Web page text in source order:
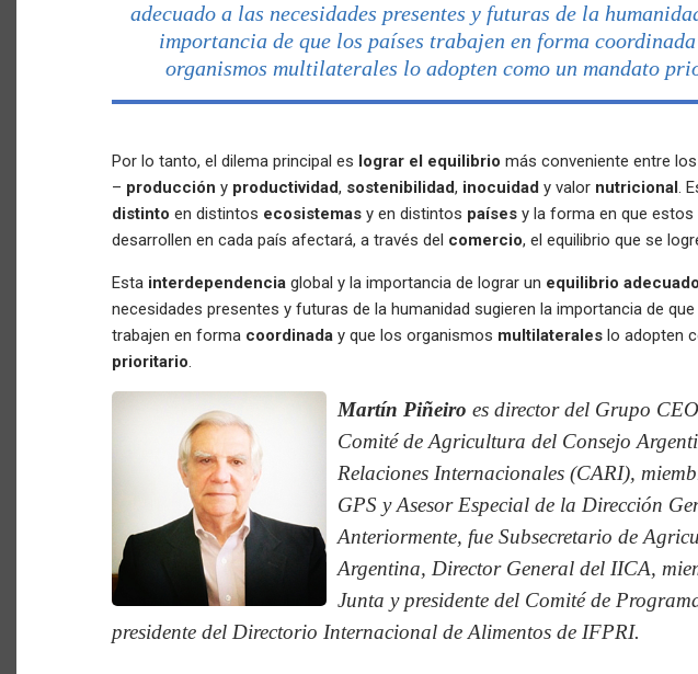
adecuado a las necesidades presentes y futuras de la
importancia de que los países trabajen en forma
organismos multilaterales lo adopten como un mandato
Por lo tanto, el dilema principal es lograr el equilibrio más conveniente entre
– producción y productividad, sostenibilidad, inocuidad y valor nutricional.
distinto en distintos ecosistemas y en distintos países y la forma en que estos
desarrollen en cada país afectará, a través del comercio, el equilibrio que se
Esta interdependencia global y la importancia de lograr un equilibrio adecuado
necesidades presentes y futuras de la humanidad sugieren la importancia de
trabajen en forma coordinada y que los organismos multilaterales lo adopten
prioritario.
Martín Piñeiro es director del Grupo
Comité de Agricultura del Consejo
Relaciones Internacionales (CARI),
GPS y Asesor Especial de la Dirección
Anteriormente, fue Subsecretario de
Argentina, Director General del IICA,
Junta y presidente del Comité de
presidente del Directorio Internacional de Alimentos de IFPRI.